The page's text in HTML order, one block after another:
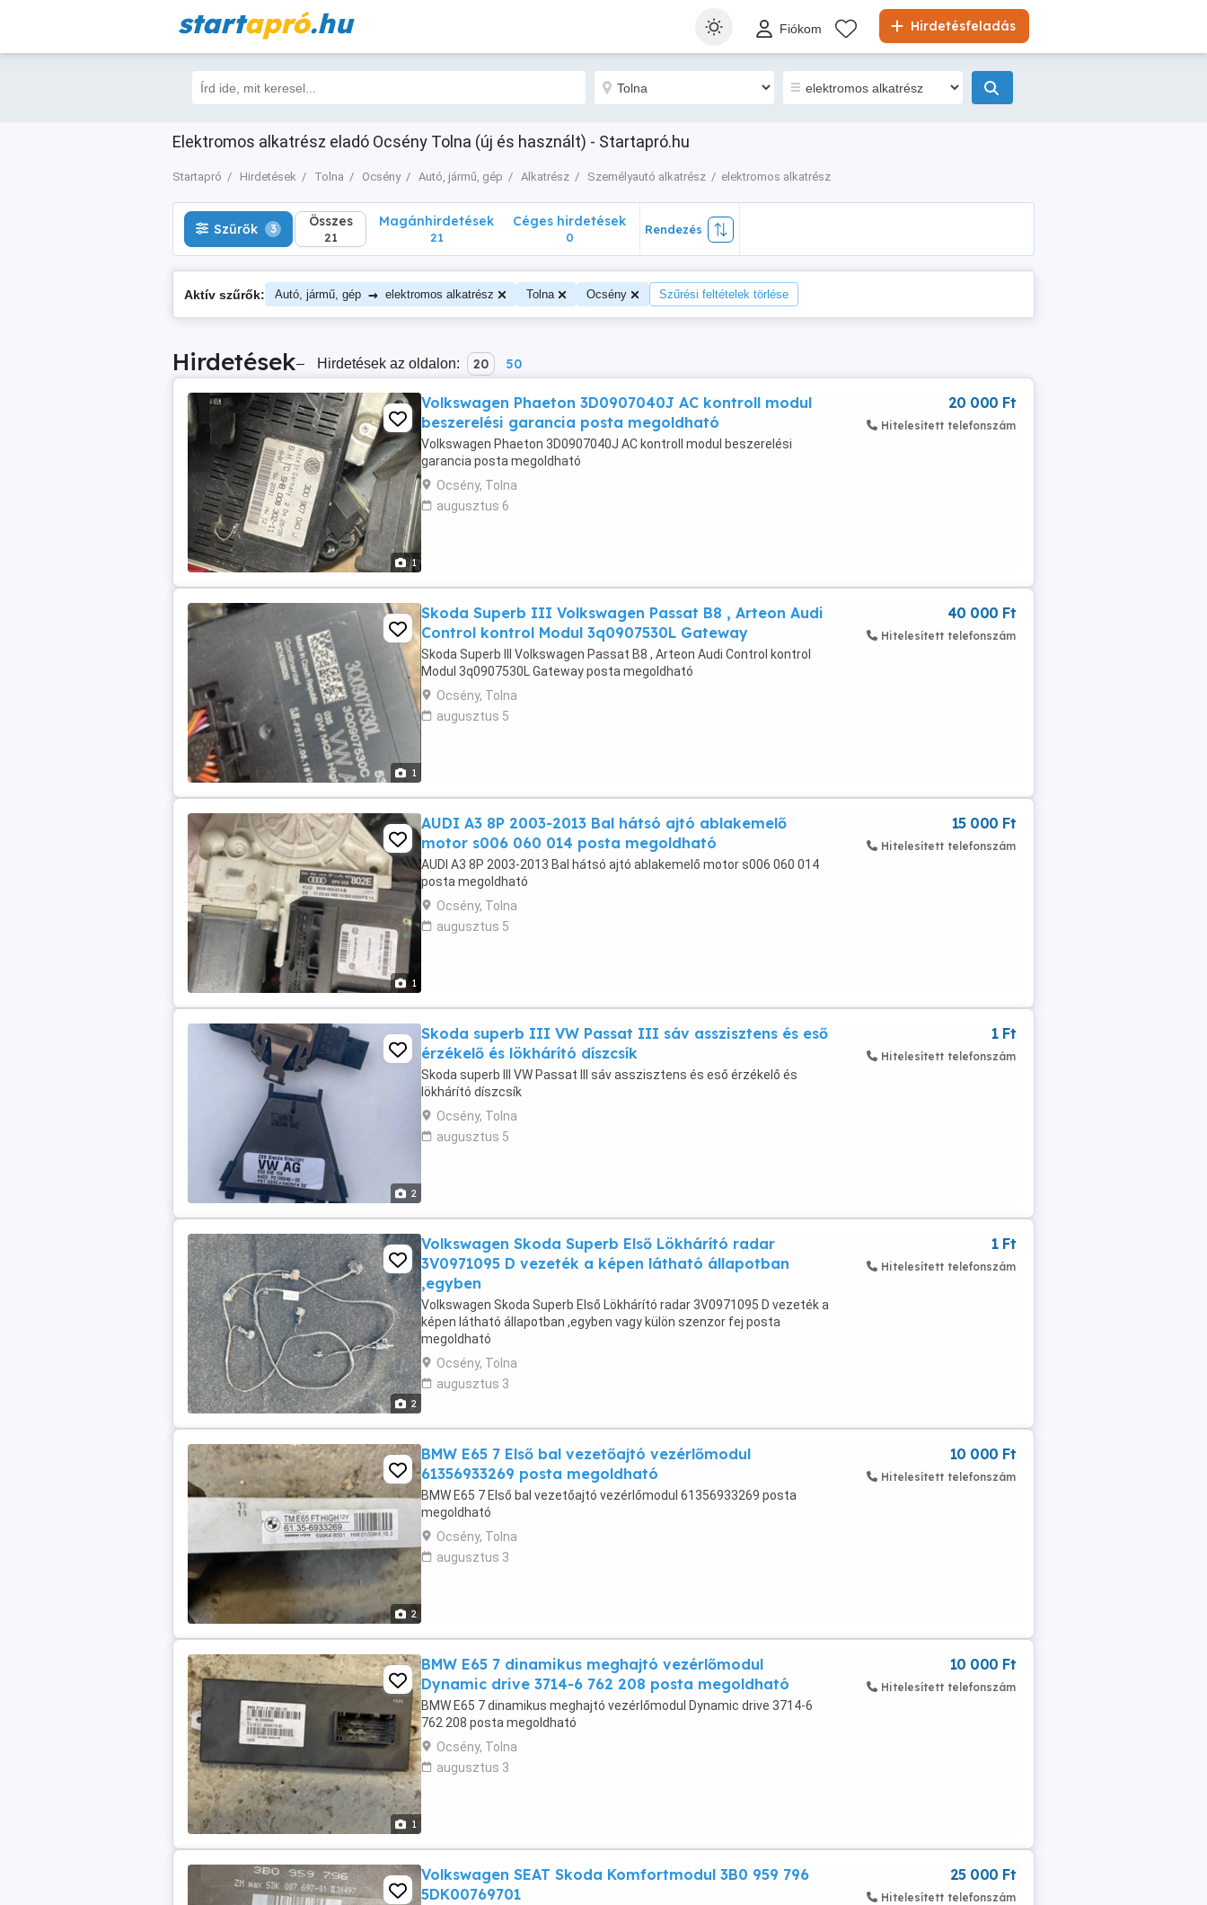
startapró.hu Hirdetésfeladás
Fiókom
Elektromos alkatrész eladó Ocsény Tolna (új és használt) - Startapró.hu
Startapró Hirdetések Tolna Ocsény Autó, jármű, gép Alkatrész Személyautó alkatrész elektromos alkatrész
Szűrők 3 Összes
21
Szűrők 3 Összes
21
Magánhirdetések
21
Céges hirdetések
0
Rendezés
Aktív szűrők: Autó, jármű, gép → elektromos alkatrész Tolna Ocsény Szűrési feltételek törlése
Hirdetések– Hirdetések az oldalon: 20 50
1
Volkswagen Phaeton 3D0907040J AC kontroll modul
beszerelési garancia posta megoldható
Volkswagen Phaeton 3D0907040J AC kontroll modul beszerelési
garancia posta megoldható
Ocsény, Tolna
augusztus 6
20 000 Ft
Hitelesített telefonszám
1
Skoda Superb III Volkswagen Passat B8 , Arteon Audi
Control kontrol Modul 3q0907530L Gateway
Skoda Superb III Volkswagen Passat B8 , Arteon Audi Control kontrol
Modul 3q0907530L Gateway posta megoldható
Ocsény, Tolna
augusztus 5
40 000 Ft
Hitelesített telefonszám
1
AUDI A3 8P 2003-2013 Bal hátsó ajtó ablakemelő
motor s006 060 014 posta megoldható
AUDI A3 8P 2003-2013 Bal hátsó ajtó ablakemelő motor s006 060 014
posta megoldható
Ocsény, Tolna
augusztus 5
15 000 Ft
Hitelesített telefonszám
2
Skoda superb III VW Passat III sáv asszisztens és eső
érzékelő és lökhárító díszcsík
Skoda superb III VW Passat III sáv asszisztens és eső érzékelő és
lökhárító díszcsík
Ocsény, Tolna
augusztus 5
1 Ft
Hitelesített telefonszám
2
Volkswagen Skoda Superb Első Lökhárító radar
3V0971095 D vezeték a képen látható állapotban
,egyben
Volkswagen Skoda Superb Első Lökhárító radar 3V0971095 D vezeték a
képen látható állapotban ,egyben vagy külön szenzor fej posta
megoldható
Ocsény, Tolna
augusztus 3
1 Ft
Hitelesített telefonszám
2
BMW E65 7 Első bal vezetőajtó vezérlőmodul
61356933269 posta megoldható
BMW E65 7 Első bal vezetőajtó vezérlőmodul 61356933269 posta
megoldható
Ocsény, Tolna
augusztus 3
10 000 Ft
Hitelesített telefonszám
1
BMW E65 7 dinamikus meghajtó vezérlőmodul
Dynamic drive 3714-6 762 208 posta megoldható
BMW E65 7 dinamikus meghajtó vezérlőmodul Dynamic drive 3714-6
762 208 posta megoldható
Ocsény, Tolna
augusztus 3
10 000 Ft
Hitelesített telefonszám
Volkswagen SEAT Skoda Komfortmodul 3B0 959 796
5DK00769701
25 000 Ft
Hitelesített telefonszám